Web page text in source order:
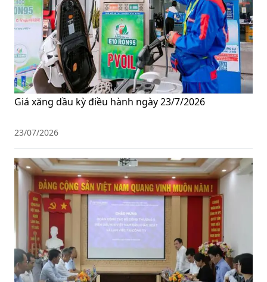
Giá xăng dầu kỳ điều hành ngày 23/7/2026
23/07/2026